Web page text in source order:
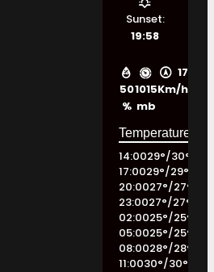
50
%
1015
mb
17
Km/h
Sunset:
19:58
14:0029°/30°
17:0029°/29°
20:0027°/27°
23:0027°/27°
02:0025°/25°
05:0025°/25°
08:0028°/28°
11:0030°/30°